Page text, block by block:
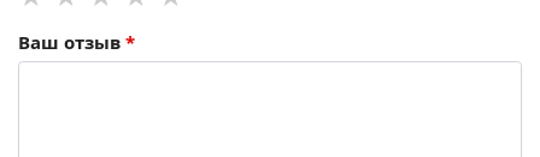
Ваш отзыв *